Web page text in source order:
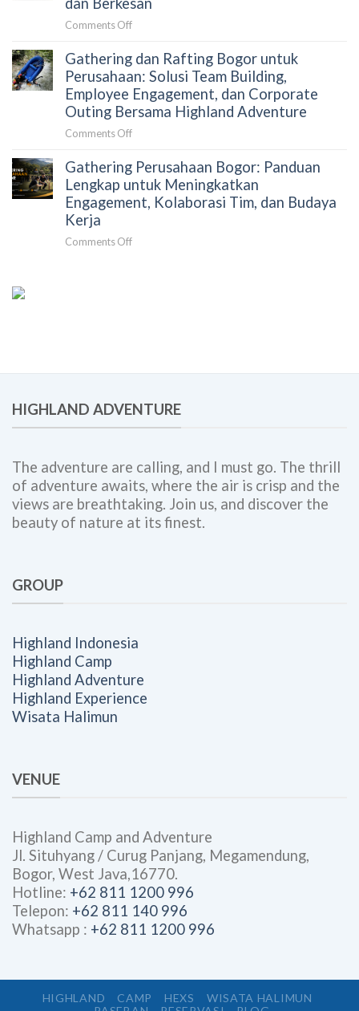
Panduan
Strategis
untuk
Mengurangi
Meningkatkan
Dampak
Acara
Comments Offon
dan
Offroad
Bogor
untuk
Team
Building
yang
Lebih
Efektif
Gathering dan Rafting Bogor untuk
Perusahaan: Solusi Team Building,
Employee Engagement, dan Corporate
Outing Bersama Highland Adventure
Comments Offon
dan
Rafting
Bogor
untuk
Solusi
Bersama
Adventure
Gathering Perusahaan Bogor: Panduan
Lengkap untuk Meningkatkan
Engagement, Kolaborasi Tim, dan Budaya
Kerja
Comments Offon
Tim,
dan
HIGHLAND ADVENTURE
The adventure are calling, and I must go. The thrill
of adventure awaits, where the air is crisp and the
views are breathtaking. Join us, and discover the
beauty of nature at its finest.
GROUP
Highland Indonesia
Highland Camp
Highland Adventure
Highland Experience
Wisata Halimun
VENUE
Highland Camp and Adventure
Jl. Situhyang / Curug Panjang, Megamendung,
Bogor, West Java,16770.
Hotline: +62 811 1200 996
Telepon: +62 811 140 996
Whatsapp : +62 811 1200 996
HIGHLAND CAMP HEXS
WISATA HALIMUN